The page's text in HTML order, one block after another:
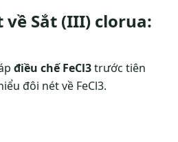
Sắt (III) clorua:
điều chế FeCl3trước tiên
đôi nét về FeCl3.